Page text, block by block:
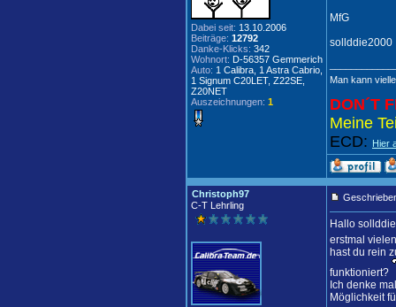
Dabei seit: 13.10.2006
Beiträge: 12792
Danke-Klicks: 342
Wohnort: D-56357 Gemmerich
Auto: 1 Calibra, 1 Astra Cabrio,
1 Signum C20LET, Z22SE,
Z20NET
Auszeichnungen: 1
MfG
sollddie2000
Man kann
DON´T
Meine
ECD: Hier
Christoph97
C-T Lehrling
Hallo
erstmal
hast du rein
funktioniert?
Ich denke
Möglichkeit